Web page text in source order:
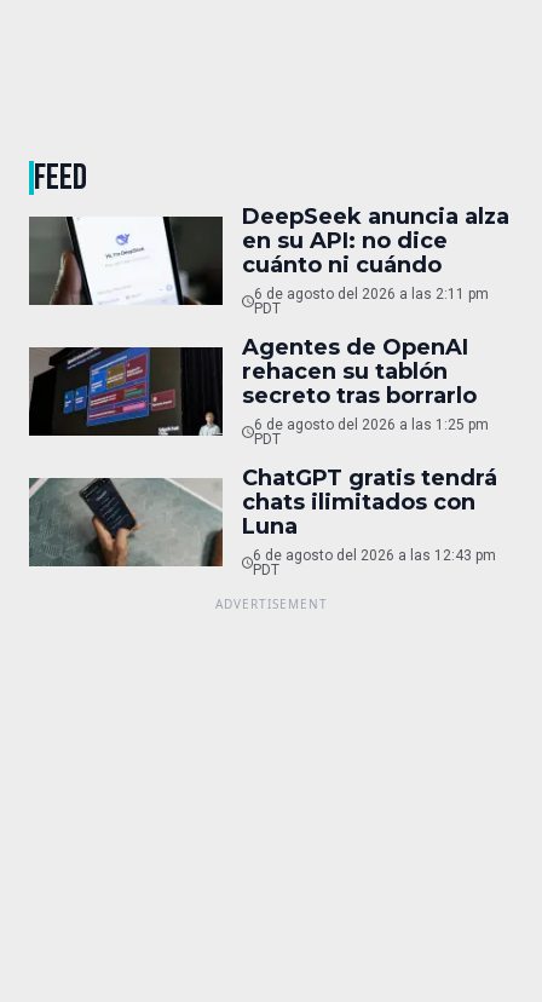
FEED
DeepSeek anuncia alza
en su API: no dice
cuánto ni cuándo
6 de agosto del 2026 a las 2:11 pm
PDT
Agentes de OpenAI
rehacen su tablón
secreto tras borrarlo
6 de agosto del 2026 a las 1:25 pm
PDT
ChatGPT gratis tendrá
chats ilimitados con
Luna
6 de agosto del 2026 a las 12:43 pm
PDT